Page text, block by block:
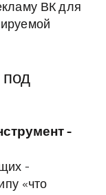
ВК для
под
-
-
«что